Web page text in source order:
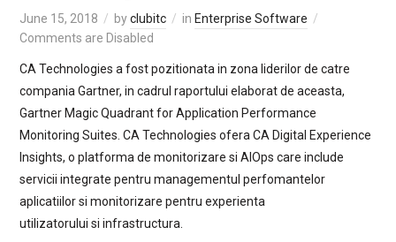
June 15, 2018 byclubitc in Enterprise Software
Comments are Disabled
CA Technologies a fost pozitionata in zona liderilor de catre
compania Gartner, in cadrul raportului elaborat de aceasta,
Gartner Magic Quadrant for Application Performance
Monitoring Suites. CA Technologies ofera CA Digital Experience
Insights, o platforma de monitorizare si AIOps care include
servicii integrate pentru managementul perfomantelor
aplicatiilor si monitorizare pentru experienta
utilizatorului si infrastructura.